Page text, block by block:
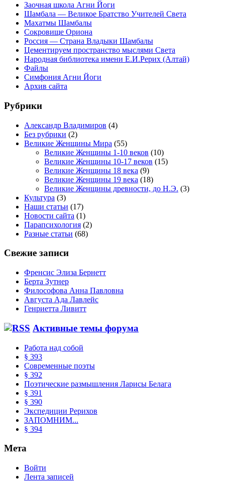
Заочная школа Агни Йоги
Шамбала — Великое Братство Учителей Света
Махатмы Шамбалы
Сокровище Ориона
Россия — Страна Владыки Шамбалы
Цементируем пространство мыслями Света
Народная библиотека имени Е.И.Рерих (Алтай)
Файлы
Симфония Агни Йоги
Архив сайта
Рубрики
Александр Владимиров (4)
Без рубрики (2)
Великие Женщины Мира (55)
Великие Женщины 1-10 веков (10)
Великие Женщины 10-17 веков (15)
Великие Женщины 18 века (9)
Великие Женщины 19 века (18)
Великие Женщины древности, до Н.Э. (3)
Культура (3)
Наши статьи (17)
Новости сайта (1)
Парапсихология (2)
Разные статьи (68)
Свежие записи
Френсис Элиза Бернетт
Берта Зутнер
Философова Анна Павловна
Августа Ада Лавлейс
Генриетта Ливитт
Активные темы форума
Работа над собой
§ 393
Современные поэты
§ 392
Поэтические размышления Ларисы Белага
§ 391
§ 390
Экспедиции Рерихов
ЗАПОМНИМ...
§ 394
Мета
Войти
Лента записей